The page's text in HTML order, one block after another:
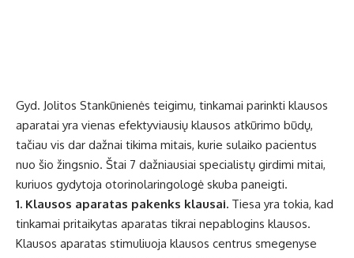
Gyd. Jolitos Stankūnienės teigimu, tinkamai parinkti klausos
aparatai yra vienas efektyviausių klausos atkūrimo būdų,
tačiau vis dar dažnai tikima mitais, kurie sulaiko pacientus
nuo šio žingsnio. Štai 7 dažniausiai specialistų girdimi mitai,
kuriuos gydytoja otorinolaringologė skuba paneigti.
1. Klausos aparatas pakenks klausai. Tiesa yra tokia, kad
tinkamai pritaikytas aparatas tikrai nepablogins klausos.
Klausos aparatas stimuliuoja klausos centrus smegenyse